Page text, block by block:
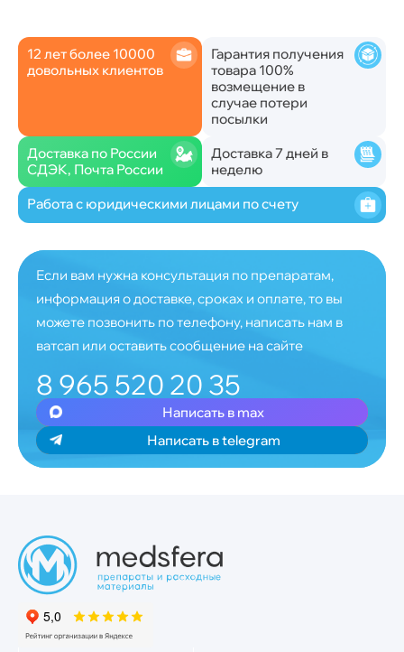
12 лет более 10000
довольных клиентов
Гарантия получения
товара 100%
возмещение в
случае потери
посылки
Доставка по России
СДЭК, Почта России
Доставка 7 дней в
неделю
Работа с юридическими лицами по счету
Если вам нужна консультация по препаратам,
информация о доставке, сроках и оплате, то вы
можете позвонить по телефону, написать нам в
ватсап или оставить сообщение на сайте
8 965 520 20 35
Написать в max
Написать в telegram